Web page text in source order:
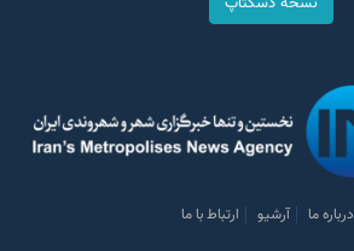
درباره ما آرشیو ارتباط با ما